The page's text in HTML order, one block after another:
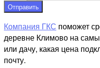
Отправить
Компания ГКС поможет
деревне Климово на
или дачу, какая цена
почту.